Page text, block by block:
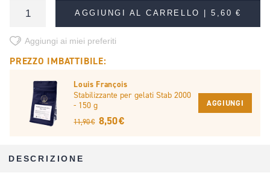
AGGIUNGI AL CARRELLO |5,60 €
Aggiungi ai miei preferiti
PREZZO IMBATTIBILE:
Louis François
Stabilizzante per gelati Stab 2000
- 150 g
11,90 € 8,50 €
AGGIUNGI
DESCRIZIONE